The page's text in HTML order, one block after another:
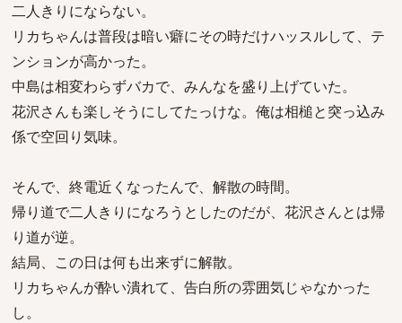
二人きりにならない。
リカちゃんは普段は暗い癖にその時だけハッスルして、テ
ンションが高かった。
中島は相変わらずバカで、みんなを盛り上げていた。
花沢さんも楽しそうにしてたっけな。俺は相槌と突っ込み
係で空回り気味。
そんで、終電近くなったんで、解散の時間。
帰り道で二人きりになろうとしたのだが、花沢さんとは帰
り道が逆。
結局、この日は何も出来ずに解散。
リカちゃんが酔い潰れて、告白所の雰囲気じゃなかった
し。